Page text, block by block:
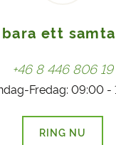
ett
+46 8 446 806 19
Fredag: 09:00 -
RING NU(LÄNKEN